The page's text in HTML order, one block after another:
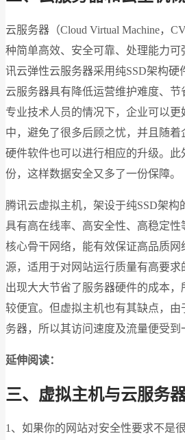
云服务器（Cloud Virtual Machine，
种简单高效、安全可靠、处理能力
讯云弹性云服务器采用纯SSD架构硬
云服务器具有降低运营维护难度、
专业技术人员的情况下，企业可以
中，避免了很多后顾之忧，并且随
硬件软件也可以进行相应的升级。
份，这样数据安全又多了一份保障。
腾讯云虚拟主机，架设于纯SSD架构
具有高在线率、高安全性、高稳定
核心骨干网络，能有效保证高品质网
源，适用于对网站运行质量有高要
出现大大节省了服务器硬件的成本
较便宜。但虚拟主机也有其缺点，
务器，所以其访问速度及流量便受到
延伸阅读：
三、虚拟主机与云服务
1、如果你的网站对安全性要求不是